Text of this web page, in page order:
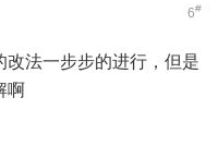
6#
法一步步的进行，但是
啊